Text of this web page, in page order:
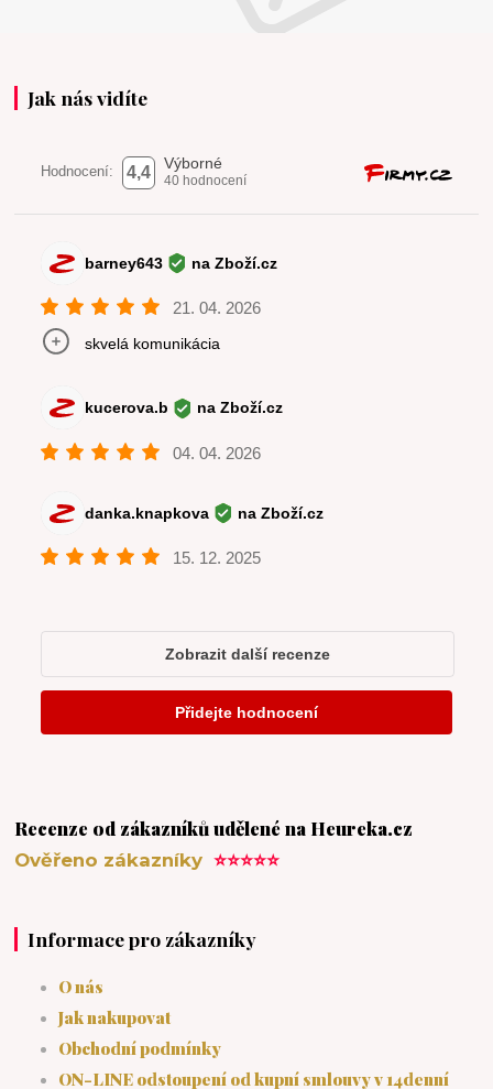
Jak nás vidíte
Recenze od zákazníků udělené na Heureka.cz
Ověřeno zákazníky⭐⭐⭐⭐⭐
Informace pro zákazníky
O nás
Jak nakupovat
Obchodní podmínky
ON-LINE odstoupení od kupní smlouvy v 14denní